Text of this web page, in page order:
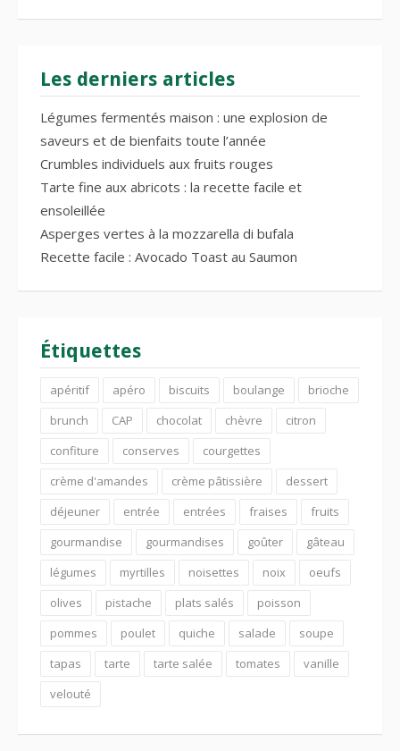
Les derniers articles
Légumes fermentés maison : une explosion de
saveurs et de bienfaits toute l’année
Crumbles individuels aux fruits rouges
Tarte fine aux abricots : la recette facile et
ensoleillée
Asperges vertes à la mozzarella di bufala
Recette facile : Avocado Toast au Saumon
Étiquettes
apéritif apéro biscuits boulange
brioche
brunch
CAP chocolat chèvre
citron
confiture
conserves
courgettes
crème d'amandes
crème pâtissière
dessert
déjeuner
entrée entrées fraises
fruits
gourmandise
gourmandises goûter
gâteau
légumes
myrtilles noisettes noix
oeufs
olives
pistache plats salés
poisson
pommes
poulet quiche salade
soupe
tapas
tarte tarte salée tomates
vanille
velouté